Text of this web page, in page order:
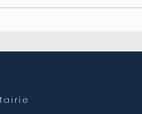
du secrétariat